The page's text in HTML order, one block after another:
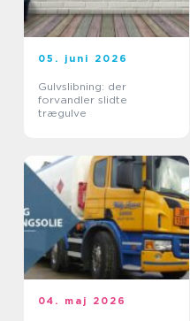
05. juni 2026
Gulvslibning: der
forvandler slidte
trægulve
04. maj 2026